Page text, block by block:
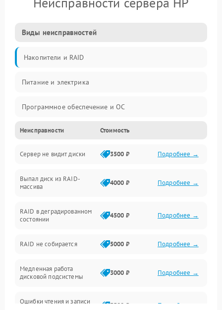
Виды неисправностей
Накопители и RAID
Питание и электрика
Программное обеспечение и ОС
Охлаждение и температура
Материнская плата и процессор
Сеть и коммуникации
Контроллеры и интерфейсы
Виртуализация и сервисы
Неисправности Стоимость
Сервер не видит диски 3500 ₽ Подробнее →
Выпал диск из RAID-
массива
4000 ₽ Подробнее →
RAID в деградированном
состоянии
4500 ₽ Подробнее →
RAID не собирается 5000 ₽ Подробнее →
Медленная работа
дисковой подсистемы
3000 ₽ Подробнее →
Ошибки чтения и записи
3500 ₽ Подробнее →